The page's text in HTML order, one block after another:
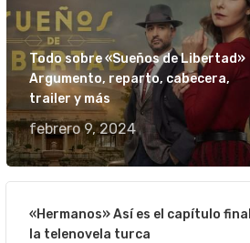
Todo sobre «Sueños de Libertad»
Argumento, reparto, cabecera,
trailer y más
febrero 9, 2024
«Hermanos» Así es el capítulo
la telenovela turca